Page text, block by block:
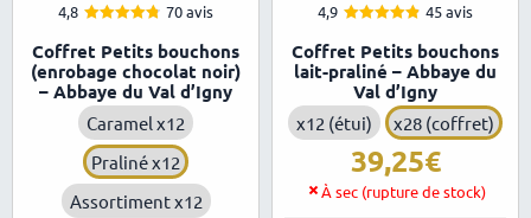
4,8
sur 5
70 avis
Coffret Petits bouchons
(enrobage chocolat noir)
– Abbaye du Val d’Igny
Caramel x12
Praliné x12
Assortiment x12
4,9
sur 5
45 avis
Coffret Petits bouchons
lait-praliné – Abbaye du
Val d’Igny
x12 (étui) x28 (coffret)
39,25
À sec (rupture de stock)